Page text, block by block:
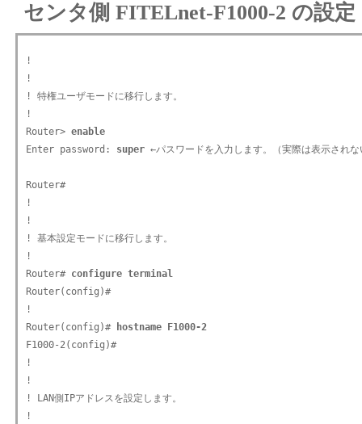
センタ側 FITELnet-F1000-2 の設定
!
!
! 特権ユーザモードに移行します。
!
Router> enable
Enter password: super ←パスワードを入力します。（実際は表示されな
Router#
!
!
! 基本設定モードに移行します。
!
Router# configure terminal
Router(config)#
!
Router(config)# hostname F1000-2
F1000-2(config)#
!
!
! LAN側IPアドレスを設定します。
!